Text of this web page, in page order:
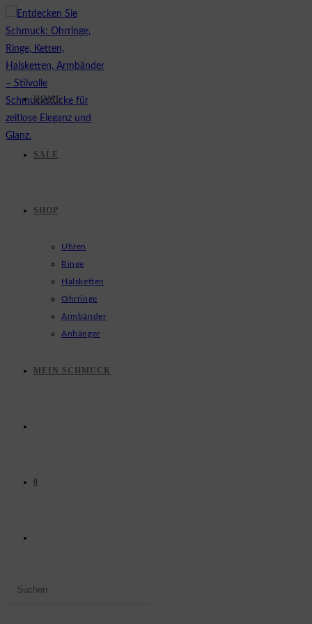
Zum
Inhalt
springen
HOME
SALE
SHOP
Uhren
Ringe
Halsketten
Ohrringe
Armbänder
Anhänger
MEIN SCHMUCK
0
SUCHE